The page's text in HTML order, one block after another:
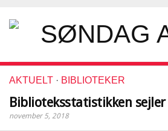
AKTUELT · BIBLIOTEKER
Biblioteksstatistikken sejler
november 5, 2018